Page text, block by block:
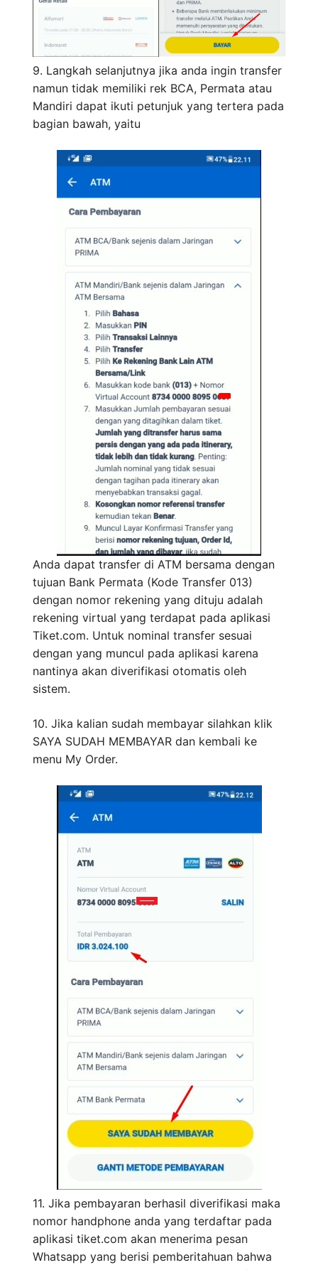
9. Langkah selanjutnya jika anda ingin transfer
namun tidak memiliki rek BCA, Permata atau
Mandiri dapat ikuti petunjuk yang tertera pada
bagian bawah, yaitu
Anda dapat transfer di ATM bersama dengan
tujuan Bank Permata (Kode Transfer 013)
dengan nomor rekening yang dituju adalah
rekening virtual yang terdapat pada aplikasi
Tiket.com. Untuk nominal transfer sesuai
dengan yang muncul pada aplikasi karena
nantinya akan diverifikasi otomatis oleh
sistem.
10. Jika kalian sudah membayar silahkan klik
SAYA SUDAH MEMBAYAR dan kembali ke
menu My Order.
11. Jika pembayaran berhasil diverifikasi maka
nomor handphone anda yang terdaftar pada
aplikasi tiket.com akan menerima pesan
Whatsapp yang berisi pemberitahuan bahwa